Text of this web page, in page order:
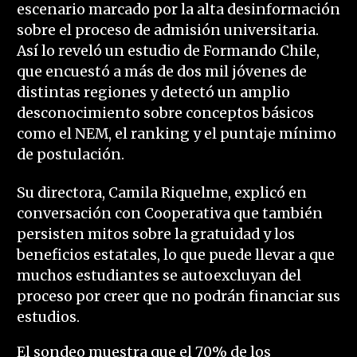
escenario marcado por la alta desinformación
sobre el proceso de admisión universitaria.
Así lo reveló un estudio de Formando Chile,
que encuestó a más de dos mil jóvenes de
distintas regiones y detectó un amplio
desconocimiento sobre conceptos básicos
como el NEM, el ranking y el puntaje mínimo
de postulación.
Su directora, Camila Riquelme, explicó en
conversación con Cooperativa que también
persisten mitos sobre la gratuidad y los
beneficios estatales, lo que puede llevar a que
muchos estudiantes se autoexcluyan del
proceso por creer que no podrán financiar sus
estudios.
El sondeo muestra que el 70% de los